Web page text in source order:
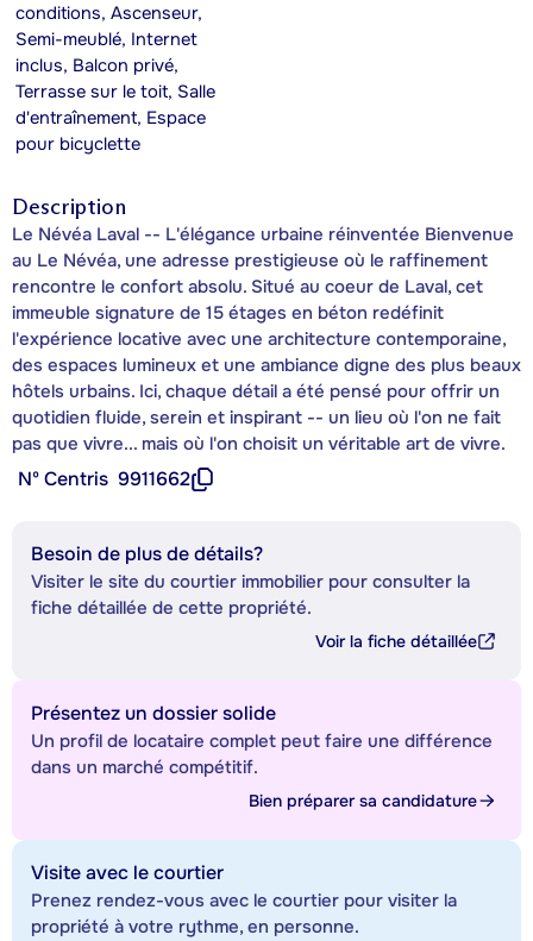
conditions, Ascenseur,
Semi-meublé, Internet
inclus, Balcon privé,
Terrasse sur le toit, Salle
d'entraînement, Espace
pour bicyclette
Description
Le Névéa Laval -- L'élégance urbaine réinventée Bienvenue
au Le Névéa, une adresse prestigieuse où le raffinement
rencontre le confort absolu. Situé au coeur de Laval, cet
immeuble signature de 15 étages en béton redéfinit
l'expérience locative avec une architecture contemporaine,
des espaces lumineux et une ambiance digne des plus beaux
hôtels urbains. Ici, chaque détail a été pensé pour offrir un
quotidien fluide, serein et inspirant -- un lieu où l'on ne fait
pas que vivre... mais où l'on choisit un véritable art de vivre.
Nº Centris 9911662
Besoin de plus de détails?
Visiter le site du courtier immobilier pour consulter la
fiche détaillée de cette propriété.
Voir la fiche détaillée
Présentez un dossier solide
Un profil de locataire complet peut faire une différence
dans un marché compétitif.
Bien préparer sa candidature
Visite avec le courtier
Prenez rendez-vous avec le courtier pour visiter la
propriété à votre rythme, en personne.